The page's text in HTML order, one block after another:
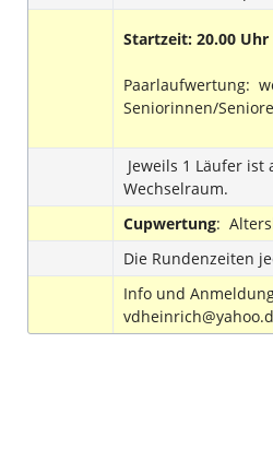
Startzeit: 20.00
Paarlaufwertung:
Seniorinnen/
Jeweils 1 Läufer
Wechselraum.
Cupwertung:
Die Rundenzeiten
Info und